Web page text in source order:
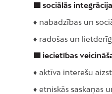
🟩 sociālās
♦ nabadzības un
♦ radošas un
🟩 iecietības
♦ aktīva interešu
♦ etniskās saskaņas